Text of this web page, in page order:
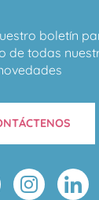
boletín
de todas